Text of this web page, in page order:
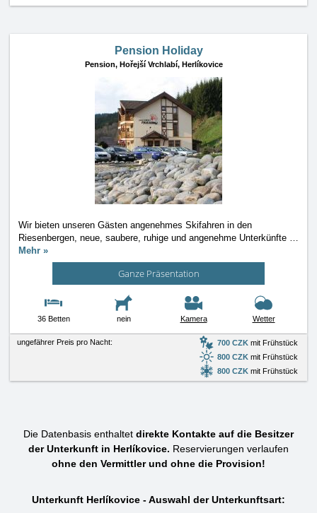
Pension Holiday
Pension, Hořejší Vrchlabí, Herlíkovice
Wir bieten unseren Gästen angenehmes Skifahren in den
Riesenbergen, neue, saubere, ruhige und angenehme Unterkünfte …
Mehr »
Ganze Präsentation
36 Betten nein Kamera Wetter
ungefährer Preis pro Nacht: 700 CZK mit Frühstück
800 CZK mit Frühstück
800 CZK mit Frühstück
Die Datenbasis enthaltet direkte Kontakte auf die Besitzer
der Unterkunft in Herlíkovice. Reservierungen verlaufen
ohne den Vermittler und ohne die Provision!
Unterkunft Herlíkovice - Auswahl der Unterkunftsart: